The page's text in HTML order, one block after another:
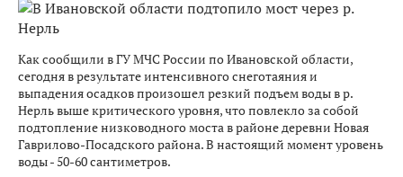
Как сообщили в ГУ МЧС России по Ивановской области,
сегодня в результате интенсивного снеготаяния и
выпадения осадков произошел резкий подъем воды в р.
Нерль выше критического уровня, что повлекло за собой
подтопление низководного моста в районе деревни Новая
Гаврилово-Посадского района. В настоящий момент уровень
воды - 50-60 сантиметров.